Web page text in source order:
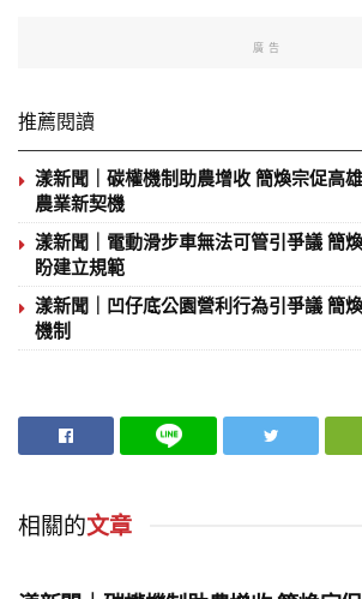
廣告
推薦閱讀
漾新聞｜碳權機制助農增收 簡煥宗促高
農業新契機
漾新聞｜電動滑步車無法可管引爭議 簡
盼建立規範
漾新聞｜凹仔底公園營利行為引爭議 簡
機制
相關的文章